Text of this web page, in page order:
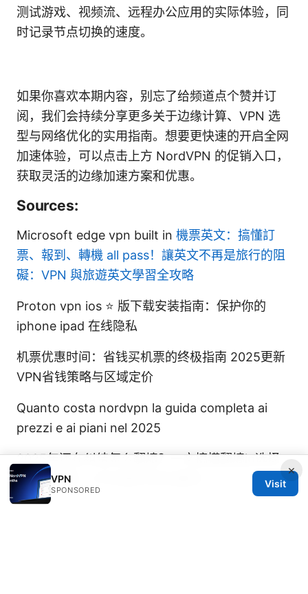
测试游戏、视频流、远程办公应用的实际体验，同
时记录节点切换的速度。
如果你喜欢本期内容，别忘了给频道点个赞并订
阅，我们会持续分享更多关于边缘计算、VPN 选
型与网络优化的实用指南。想要更快速的开启全网
加速体验，可以点击上方 NordVPN 的促销入口，
获取灵活的边缘加速方案和优惠。
Sources:
Microsoft edge vpn built in 機票英文：搞懂訂
票、報到、轉機 all pass！讓英文不再是旅行的阻
礙：VPN 與旅遊英文學習全攻略
Proton vpn ios ⭐ 版下载安装指南：保护你的
iphone ipad 在线隐私
机票优惠时间：省钱买机票的终极指南 2025更新
VPN省钱策略与区域定价
Quanto costa nordvpn la guida completa ai
prezzi e ai piani nel 2025
2025年还在纠结怎么翻墙？一文搞懂翻墙ip选择
与使用场景、VPN选型与安全要点
×
VPN
SPONSORED
Visit